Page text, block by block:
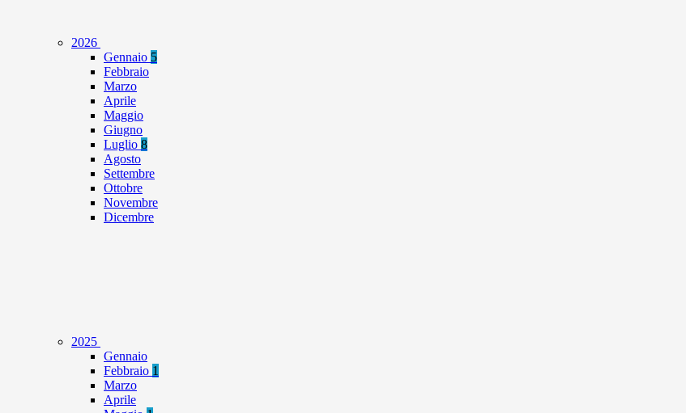
2026
Gennaio 5
Febbraio
Marzo
Aprile
Maggio
Giugno
Luglio 8
Agosto
Settembre
Ottobre
Novembre
Dicembre
2025
Gennaio
Febbraio 1
Marzo
Aprile